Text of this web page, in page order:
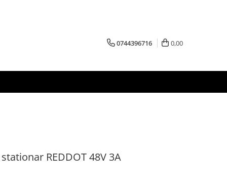
0744396716 0,00
REDDOT 48V 3A